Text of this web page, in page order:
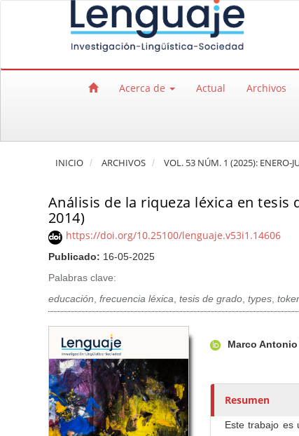
Salto rápido al contenido de la página
Navegación principal
Contenido principal
Acerca de Actual Archivos
INICIO ARCHIVOS VOL. 53 NÚM. 1 (2025): ENERO-
Análisis de la riqueza léxica en tesis
2014)
https://doi.org/10.25100/lenguaje.v53i1.14606
Publicado: 16-05-2025
Palabras clave:
educación, frecuencia léxica, tesis de grado, types,
Barra lateral del artículo
u
o
e
Marco Antonio
Resumen
Este trabajo es